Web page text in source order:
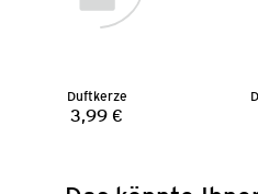
Duftkerze
Preis:
3,99 €